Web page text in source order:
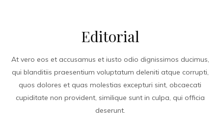
Editorial
At vero eos et accusamus et iusto odio dignissimos ducimus,
qui blanditiis praesentium voluptatum deleniti atque corrupti,
quos dolores et quas molestias excepturi sint, obcaecati
cupiditate non provident, similique sunt in culpa, qui officia
deserunt.